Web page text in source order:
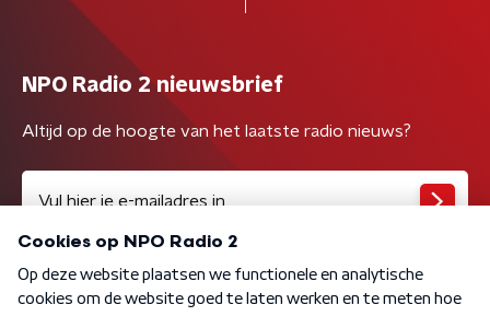
NPO Radio 2 nieuwsbrief
Altijd op de hoogte van het laatste radio nieuws?